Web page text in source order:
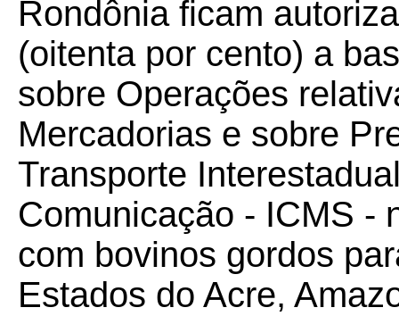
Rondônia ficam
(oitenta por cento) a
sobre Operações
Mercadorias e sobre
Transporte
Comunicação - ICMS -
com bovinos gordos
Estados do Acre,